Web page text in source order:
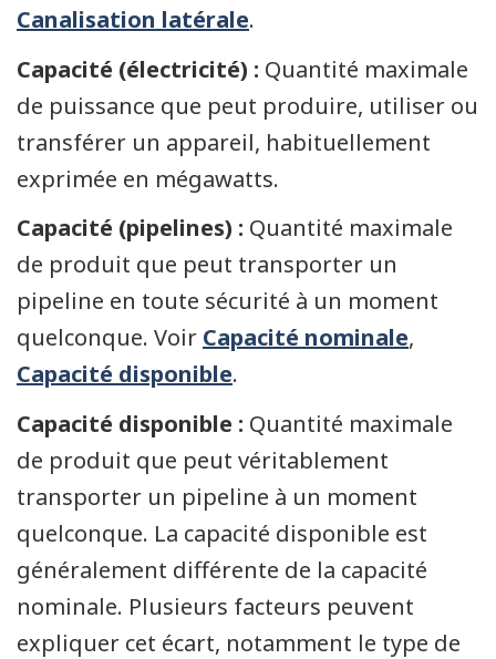
Canalisation latérale.
Capacité (électricité) : Quantité maximale
de puissance que peut produire, utiliser ou
transférer un appareil, habituellement
exprimée en mégawatts.
Capacité (pipelines) : Quantité maximale
de produit que peut transporter un
pipeline en toute sécurité à un moment
quelconque. Voir Capacité nominale,
Capacité disponible.
Capacité disponible : Quantité maximale
de produit que peut véritablement
transporter un pipeline à un moment
quelconque. La capacité disponible est
généralement différente de la capacité
nominale. Plusieurs facteurs peuvent
expliquer cet écart, notamment le type de